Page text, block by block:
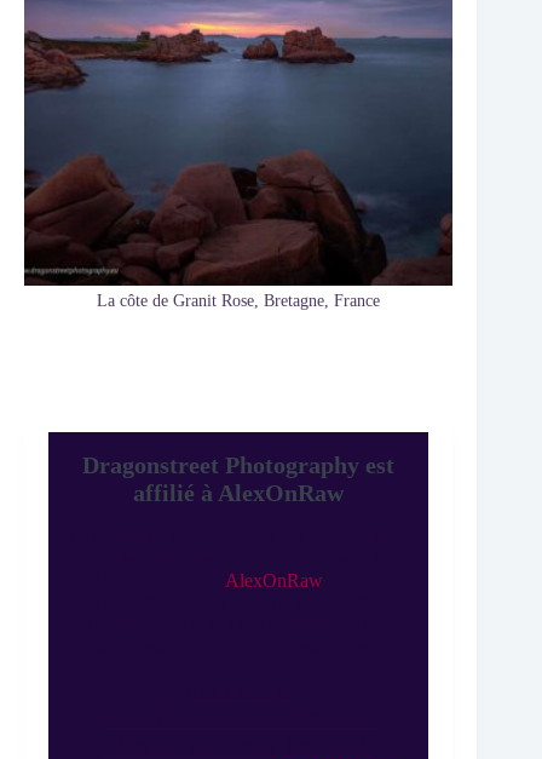
La côte de Granit Rose, Bretagne, France
Dragonstreet Photography est
affilié à AlexOnRaw
AlexOnRaw